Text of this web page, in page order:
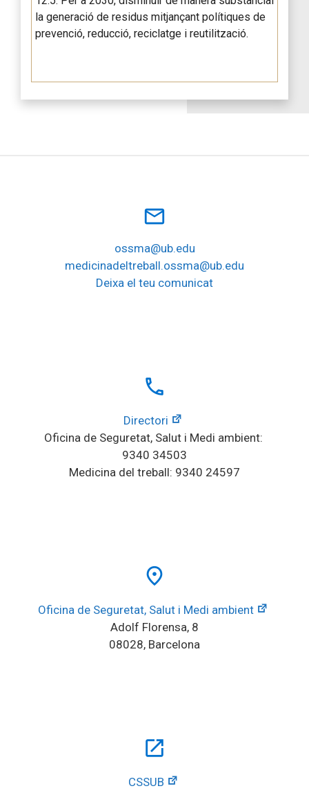
la generació de residus mitjançant polítiques de
prevenció, reducció, reciclatge i reutilització.
mail_outline
ossma@ub.edu
medicinadeltreball.ossma@ub.edu
Deixa el teu comunicat
local_phone
Directori
Oficina de Seguretat, Salut i Medi ambient:
9340 34503
Medicina del treball: 9340 24597
place
Oficina de Seguretat, Salut i Medi ambient
Adolf Florensa, 8
08028, Barcelona
open_in_new
CSSUB